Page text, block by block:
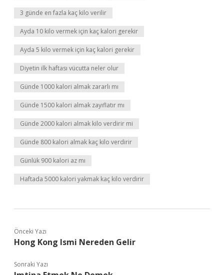
3 günde en fazla kaç kilo verilir
Ayda 10 kilo vermek için kaç kalori gerekir
Ayda 5 kilo vermek için kaç kalori gerekir
Diyetin ilk haftası vücutta neler olur
Günde 1000 kalori almak zararlı mı
Günde 1500 kalori almak zayıflatır mı
Günde 2000 kalori almak kilo verdirir mi
Günde 800 kalori almak kaç kilo verdirir
Günlük 900 kalori az mı
Haftada 5000 kalori yakmak kaç kilo verdirir
Önceki Yazı
Hong Kong Ismi Nereden Gelir
Sonraki Yazı